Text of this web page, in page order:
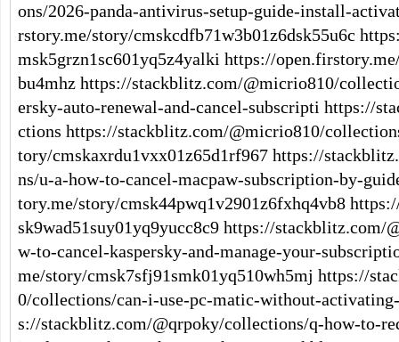
ons/2026-panda-antivirus-setup-guide-install-
rstory.me/story/cmskcdfb71w3b01z6dsk55u6c
msk5grzn1sc601yq5z4yalki https://
bu4mhz https://stackblitz.com/@micrio810/
ersky-auto-renewal-and-cancel-subscripti https://
ctions https://stackblitz.com/@micrio810/
tory/cmskaxrdu1vxx01z65d1rf967 https://
ns/u-a-how-to-cancel-macpaw-subscription-by-
tory.me/story/cmsk44pwq1v2901z6fxhq4vb8
sk9wad51suy01yq9yucc8c9 https://stackblitz.com/
w-to-cancel-kaspersky-and-manage-your-
me/story/cmsk7sfj91smk01yq510wh5mj https://
0/collections/can-i-use-pc-matic-without-
s://stackblitz.com/@qrpoky/collections/q-how-to-